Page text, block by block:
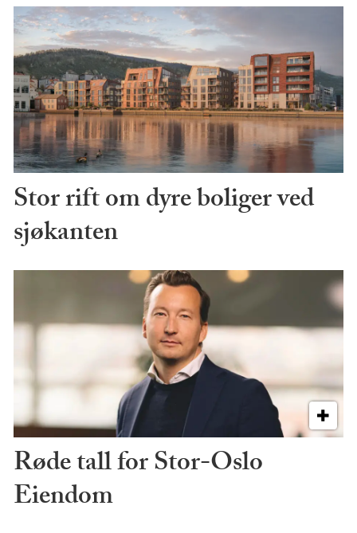
Stor rift om dyre boliger ved
sjøkanten
Røde tall for Stor-Oslo
Eiendom